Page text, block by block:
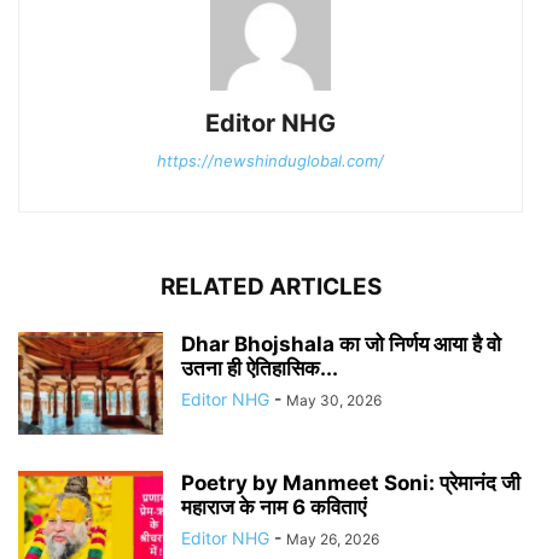
Editor NHG
https://newshinduglobal.com/
RELATED ARTICLES
Dhar Bhojshala का जो निर्णय आया है वो
उतना ही ऐतिहासिक...
Editor NHG - May 30, 2026
Poetry by Manmeet Soni: प्रेमानंद जी
महाराज के नाम 6 कविताएं
Editor NHG - May 26, 2026